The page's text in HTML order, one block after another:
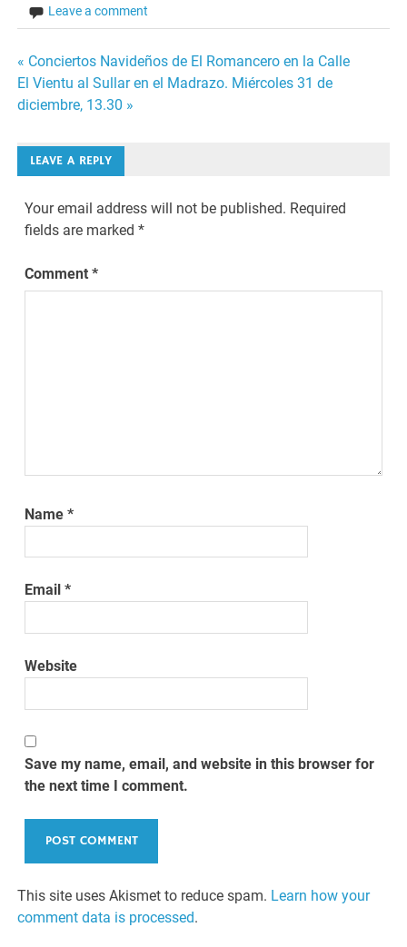
Leave a comment
Post
navigation
« Conciertos Navideños de El Romancero en la Calle
El Vientu al Sullar en el Madrazo. Miércoles 31 de
diciembre, 13.30 »
LEAVE A REPLY
Your email address will not be published. Required
fields are marked*
Comment*
Name*
Email*
Website
Save my name, email, and website in this browser for
the next time I comment.
This site uses Akismet to reduce spam. Learn how your
comment data is processed.